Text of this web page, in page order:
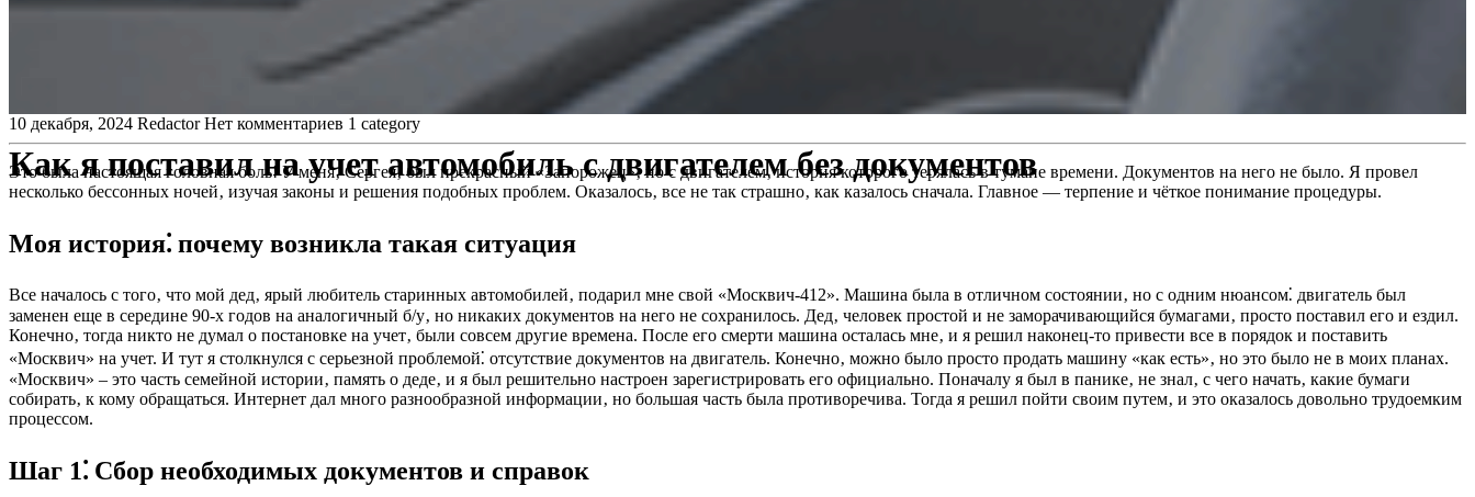
Как я поставил на учет автомобиль с двигателем без документов
10 декабря, 2024 Redactor Нет комментариев 1 category
Это была настоящая головная боль! У меня‚ Сергея‚ был прекрасный «Запорожец»‚ но с двигателем‚ история которого терялась в тумане времени. Документов на него не было. Я провел
несколько бессонных ночей‚ изучая законы и решения подобных проблем. Оказалось‚ все не так страшно‚ как казалось сначала. Главное — терпение и чёткое понимание процедуры.
Моя история⁚ почему возникла такая ситуация
Все началось с того‚ что мой дед‚ ярый любитель старинных автомобилей‚ подарил мне свой «Москвич-412». Машина была в отличном состоянии‚ но с одним нюансом⁚ двигатель был
заменен еще в середине 90-х годов на аналогичный б/у‚ но никаких документов на него не сохранилось. Дед‚ человек простой и не заморачивающийся бумагами‚ просто поставил его и ездил.
Конечно‚ тогда никто не думал о постановке на учет‚ были совсем другие времена. После его смерти машина осталась мне‚ и я решил наконец-то привести все в порядок и поставить
«Москвич» на учет. И тут я столкнулся с серьезной проблемой⁚ отсутствие документов на двигатель. Конечно‚ можно было просто продать машину «как есть»‚ но это было не в моих планах.
«Москвич» – это часть семейной истории‚ память о деде‚ и я был решительно настроен зарегистрировать его официально. Поначалу я был в панике‚ не знал‚ с чего начать‚ какие бумаги
собирать‚ к кому обращаться. Интернет дал много разнообразной информации‚ но большая часть была противоречива. Тогда я решил пойти своим путем‚ и это оказалось довольно трудоемким
процессом.
Шаг 1⁚ Сбор необходимых документов и справок